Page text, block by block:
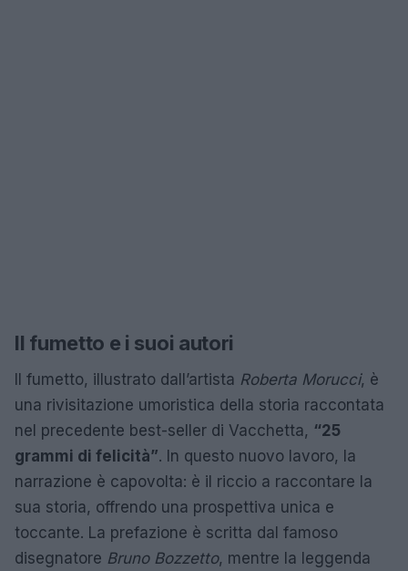
Il fumetto e i suoi autori
Il fumetto, illustrato dall’artista Roberta Morucci, è
una rivisitazione umoristica della storia raccontata
nel precedente best-seller di Vacchetta, “25
grammi di felicità”. In questo nuovo lavoro, la
narrazione è capovolta: è il riccio a raccontare la
sua storia, offrendo una prospettiva unica e
toccante. La prefazione è scritta dal famoso
disegnatore Bruno Bozzetto, mentre la leggenda